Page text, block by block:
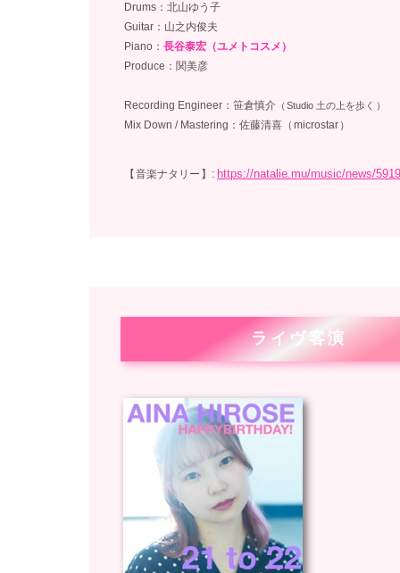
Drums：北山ゆう子
Guitar：山之内俊夫
Piano： 長谷泰宏（ユメトコスメ）
Produce：関美彦
Recording Engineer：笹倉慎介 （ Studio 土の上を歩く ）
Mix Down / Mastering：佐藤清喜（ microstar ）
【 音楽ナタリー 】 : https://natalie.mu/music/news/
ライヴ客演